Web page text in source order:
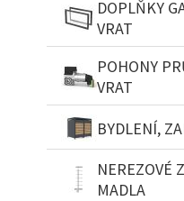
DOPLŇKY
VRAT
POHONY
VRAT
BYDLENÍ,
NEREZOVÉ
MADLA